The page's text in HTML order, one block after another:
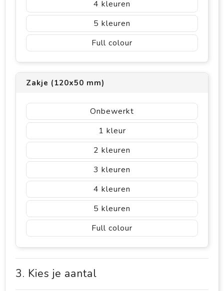
4
5
Full colour
Zakje (120x50 mm)
Onbewerkt
1
2
3
4
5
Full colour
3. Kies je aantal